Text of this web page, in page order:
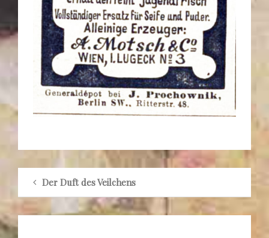
Der Duft des Veilchens